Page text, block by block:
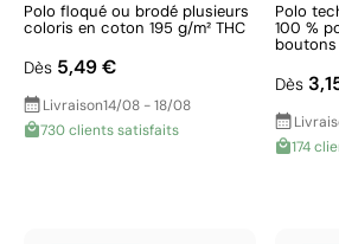
Polo floqué ou brodé plusieurs
coloris en coton 195 g/m² THC
Dès 5,49 €
Livraison14/08 - 18/08
730 clients satisfaits
Polo
100 %
boutons
Dès
174